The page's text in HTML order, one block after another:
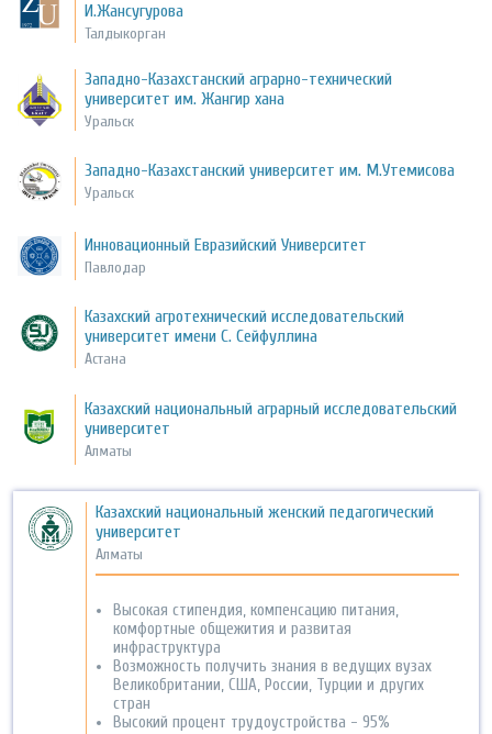
И.Жансугурова
Талдыкорган
Западно-Казахстанский аграрно-технический
университет им. Жангир хана
Уральск
Западно-Казахстанский университет им. М.Утемисова
Уральск
Инновационный Евразийский Университет
Павлодар
Казахский агротехнический исследовательский
университет имени С. Сейфуллина
Астана
Казахский национальный аграрный исследовательский
университет
Алматы
Казахский национальный женский педагогический
университет
Алматы
Высокая стипендия, компенсацию питания,
комфортные общежития и развитая
инфраструктура
Возможность получить знания в ведущих вузах
Великобритании, США, России, Турции и других
стран
Высокий процент трудоустройства - 95%